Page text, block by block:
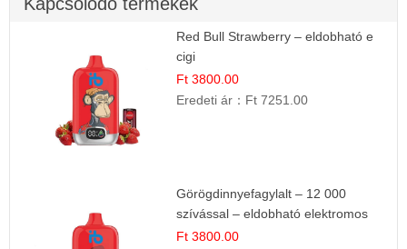
Red Bull Strawberry – eldobható e
cigi
Ft 3800.00
Eredeti ár： Ft 7251.00
Görögdinnyefagylalt – 12 000
szívással – eldobható elektromos
cigi
Ft 3800.00